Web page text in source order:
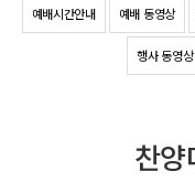
예배시간안내 예배 동영상
행사 동영상
찬